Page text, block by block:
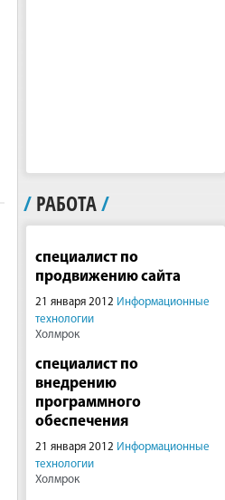
/ РАБОТА/
специалист по
продвижению сайта
21 января 2012 Информационные
технологии
Холмрок
специалист по
внедрению
программного
обеспечения
21 января 2012 Информационные
технологии
Холмрок